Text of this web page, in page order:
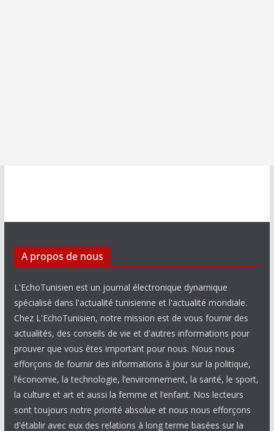
A propos de nous
L'EchoTunisien est un journal électronique dynamique
spécialisé dans l'actualité tunisienne et l'actualité mondiale.
Chez L'EchoTunisien, notre mission est de vous fournir des
actualités, des conseils de vie et d'autres informations pour
prouver que vous êtes important pour nous. Nous nous
efforçons de fournir des informations à jour sur la politique,
l’économie, la technologie, l’environnement, la santé, le sport,
la culture et art et aussi la femme et l’enfant. Nos lecteurs
sont toujours notre priorité absolue et nous nous efforçons
d'établir avec eux des relations à long terme basées sur la